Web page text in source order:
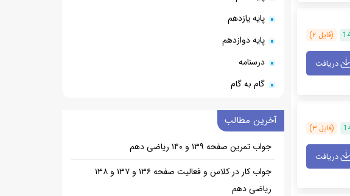
(فایل ۲)
دریافت
(فایل ۳)
دریافت
پایه یازدهم
پایه دوازدهم
درسنامه
گام به گام
آخرین مطالب
جواب تمرین صفحه ۱۳۹ و ۱۴۰ ریاضی دهم
جواب کار در کلاس و فعالیت صفحه ۱۳۶ و ۱۳۷ و ۱۳۸
ریاضی دهم